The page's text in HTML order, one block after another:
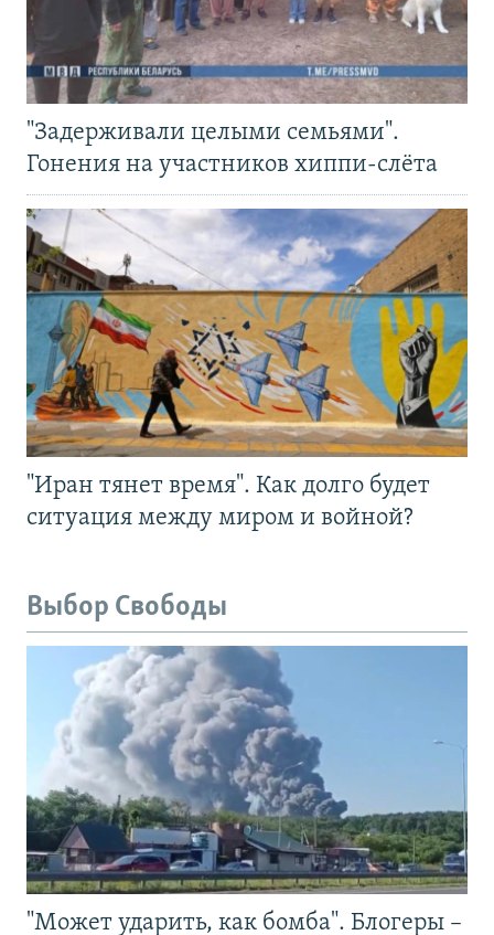
"Задерживали целыми семьями".
Гонения на участников хиппи-слёта
"Иран тянет время". Как долго будет
ситуация между миром и войной?
Выбор Свободы
"Может ударить, как бомба". Блогеры –